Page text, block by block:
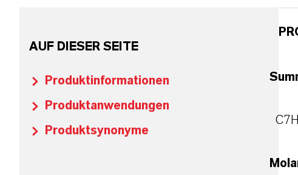
AUF DIESER SEITE
Produktinformationen
Produktanwendungen
Produktsynonyme